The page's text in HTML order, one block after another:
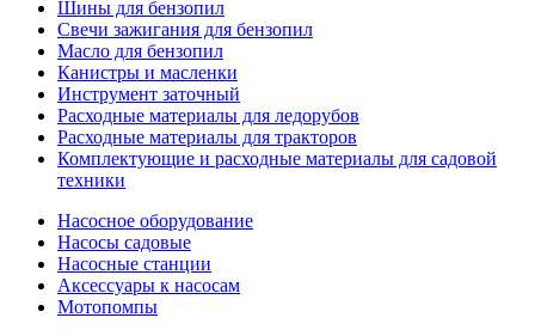
Шины для бензопил
Свечи зажигания для бензопил
Масло для бензопил
Канистры и масленки
Инструмент заточный
Расходные материалы для ледорубов
Расходные материалы для тракторов
Комплектующие и расходные материалы для садовой
техники
Насосное оборудование
Насосы садовые
Насосные станции
Аксессуары к насосам
Мотопомпы